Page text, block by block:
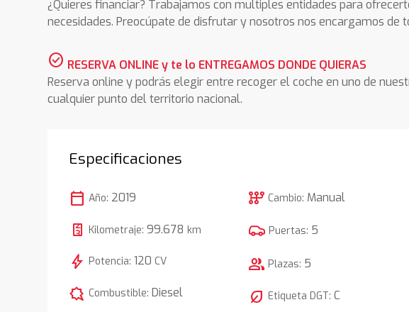
¿Quieres financiar? Trabajamos con multiples entidades para
necesidades. Preocúpate de disfrutar y nosotros nos encargamos de
check_circle RESERVA ONLINE y te lo ENTREGAMOS DONDE QUIERAS
Reserva online y podrás elegir entre recoger el coche en uno de
cualquier punto del territorio nacional.
Especificaciones
calendar_today Año: 2019
Kilometraje:99.678 km
bolt Potencia:120 CV
comic_bubble Combustible:Diesel
auto_transmission Cambio: Manual
Puertas: 5
group Plazas: 5
nest_eco_leaf Etiqueta DGT:C